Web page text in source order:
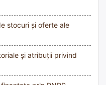
stocuri și oferte ale
și atribuții privind